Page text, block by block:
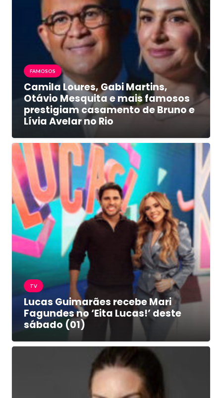
FAMOSOS
Camila Loures, Gabi Martins,
Otávio Mesquita e mais famosos
prestigiam casamento de Bruno e
Lívia Avelar no Rio
TV
Lucas Guimarães recebe Mari
Fagundes no ‘Eita Lucas!’ deste
sábado (01)